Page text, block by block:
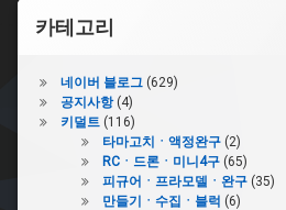
이
션
카테고리
네이버 블로그(629)
공지사항(4)
키덜트(116)
타마고치ㆍ액정완구(2)
RCㆍ드론ㆍ미니4구(65)
피규어ㆍ프라모델ㆍ완구(35)
만들기ㆍ수집ㆍ블럭 (6)